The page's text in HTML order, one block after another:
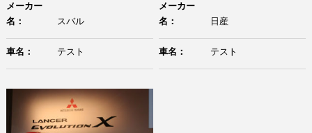
メーカー
名：
スバル
車名： テスト
メーカー
名：
日産
車名： テスト